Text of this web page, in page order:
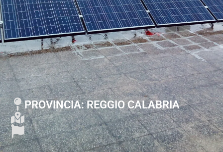
PROVINCIA: REGGIO CALABRIA